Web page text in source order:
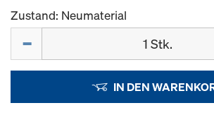
Zustand: Neumaterial
IN DEN